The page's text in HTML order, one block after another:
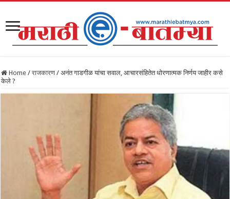
Home / राजकारण / अनंत गाडगीळ यांचा सवाल, आचारसंहितेत धोरणात्मक निर्णय जाहीर कसे
केले ?